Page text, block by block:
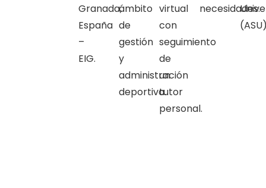
Granada,
España
–
EIG.
ámbito
de
gestión
y
administración
deportiva.
virtual
con
seguimiento
de
un
tutor
personal.
necesidades.